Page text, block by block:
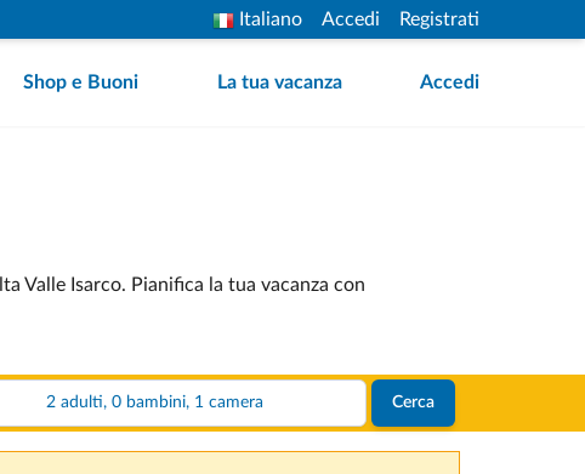
Italiano Accedi Registrati
Shop e Buoni La tua vacanza Accedi
Valle Isarco. Pianifica la tua vacanza con
2 adulti, 0 bambini, 1 camera Cerca